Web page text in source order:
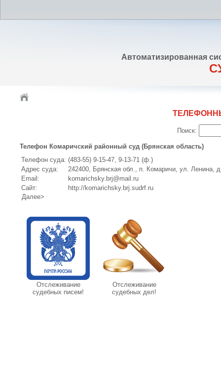
Автоматизированная
Поиск:
Телефон Комаричский районный суд (Брянская область)
Телефон суда: (483-55) 9-15-47, 9-13-71 (ф.)
Адрес суда:
242400, Брянская обл., п. Комаричи, ул. Ленина,
Email:
komarichsky.brj@mail.ru
Сайт:
http://komarichsky.brj.sudrf.ru
Далее>
Отслеживание
судебных писем!
Отслеживание
судебных дел!